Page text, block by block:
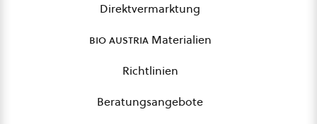
Direktvermarktung
bio austriaMaterialien
Richtlinien
Beratungsangebote